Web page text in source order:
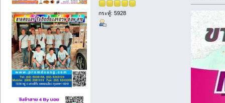
กระทู้: 5928